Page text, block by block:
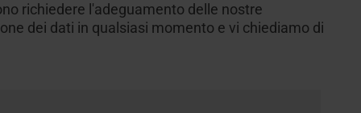
Profilo a camera cava in 100%
Accessori esterni
Domande frequenti
Configuratore
richiedere l'adeguamento delle nostre
dei dati in qualsiasi momento e vi chiediamo di